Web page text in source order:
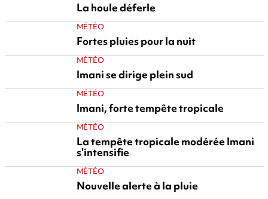
La houle déferle
MÉTÉO
Fortes pluies pour la nuit
MÉTÉO
Imani se dirige plein sud
MÉTÉO
Imani, forte tempête tropicale
MÉTÉO
La tempête tropicale modérée Imani
s'intensifie
MÉTÉO
Nouvelle alerte à la pluie